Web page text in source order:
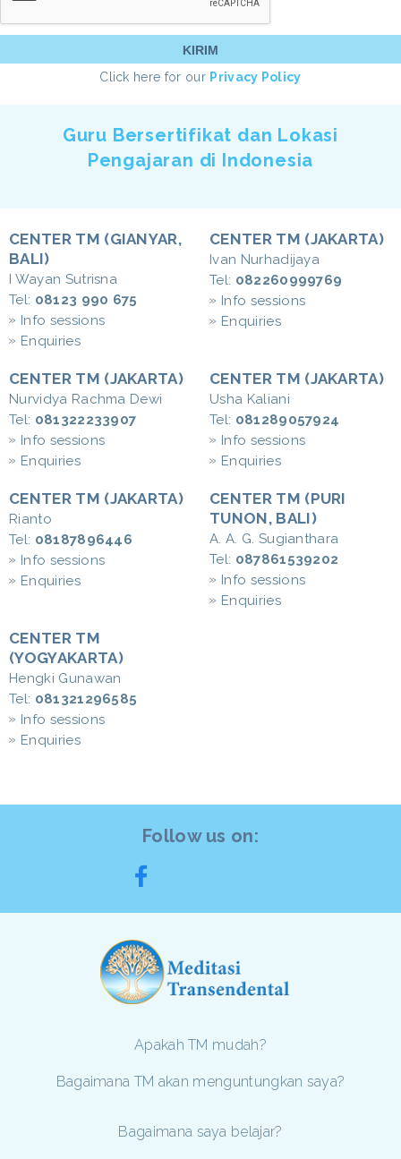
Click here for our Privacy Policy
Guru Bersertifikat dan Lokasi
Pengajaran di Indonesia
CENTER TM (GIANYAR,
BALI)
I Wayan Sutrisna
Tel: 08123 990 675
Info sessions
Enquiries
CENTER TM (JAKARTA)
Ivan Nurhadijaya
Tel: 082260999769
Info sessions
Enquiries
CENTER TM (JAKARTA)
Nurvidya Rachma Dewi
Tel: 081322233907
Info sessions
Enquiries
CENTER TM (JAKARTA)
Usha Kaliani
Tel: 081289057924
Info sessions
Enquiries
CENTER TM (JAKARTA)
Rianto
Tel: 08187896446
Info sessions
Enquiries
CENTER TM (PURI
TUNON, BALI)
A. A. G. Sugianthara
Tel: 087861539202
Info sessions
Enquiries
CENTER TM
(YOGYAKARTA)
Hengki Gunawan
Tel: 081321296585
Info sessions
Enquiries
Follow us on:
Apakah TM mudah?
Bagaimana TM akan menguntungkan saya?
Bagaimana saya belajar?